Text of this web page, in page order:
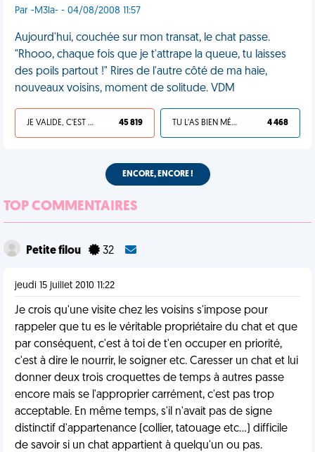
Par -M3la- - 04/08/2008 11:57
Aujourd'hui, couchée sur mon transat, le chat passe.
"Rhooo, chaque fois que je t'attrape la queue, tu laisses
des poils partout !" Rires de l'autre côté de ma haie,
nouveaux voisins, moment de solitude. VDM
JE VALIDE, C'EST UNE VDM 45 819 TU L'AS BIEN MÉRITÉ 4 468
ENCORE, ENCORE !
TOP COMMENTAIRES
Petite filou 32
jeudi 15 juillet 2010 11:22
Je crois qu'une visite chez les voisins s'impose pour
rappeler que tu es le véritable propriétaire du chat et que
par conséquent, c'est à toi de t'en occuper en priorité,
c'est à dire le nourrir, le soigner etc. Caresser un chat et lui
donner deux trois croquettes de temps à autres passe
encore mais se l'approprier carrément, c'est pas trop
acceptable. En même temps, s'il n'avait pas de signe
distinctif d'appartenance (collier, tatouage etc...) difficile
de savoir si un chat appartient à quelqu'un ou pas.